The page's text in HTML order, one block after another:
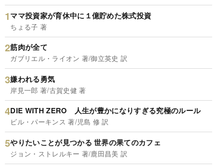
ママ投資家が育休中に１億貯めた株式投資
ちょる子 著
筋肉が全て
ガブリエル・ライオン 著/御立英史 訳
嫌われる勇気
岸見一郎 著/古賀史健 著
DIE WITH ZERO 人生が豊かになりすぎる究極のルール
ビル・パーキンス 著/児島 修 訳
やりたいことが見つかる 世界の果てのカフェ
ジョン・ストレルキー 著/鹿田昌美 訳